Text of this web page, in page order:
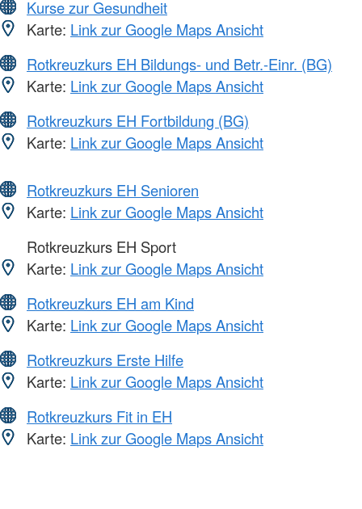
Kurse zur Gesundheit
Karte: Link zur Google Maps Ansicht
Rotkreuzkurs EH Bildungs- und Betr.-Einr. (BG)
Karte: Link zur Google Maps Ansicht
Rotkreuzkurs EH Fortbildung (BG)
Karte: Link zur Google Maps Ansicht
Rotkreuzkurs EH Senioren
Karte: Link zur Google Maps Ansicht
Rotkreuzkurs EH Sport
Karte: Link zur Google Maps Ansicht
Rotkreuzkurs EH am Kind
Karte: Link zur Google Maps Ansicht
Rotkreuzkurs Erste Hilfe
Karte: Link zur Google Maps Ansicht
Rotkreuzkurs Fit in EH
Karte: Link zur Google Maps Ansicht